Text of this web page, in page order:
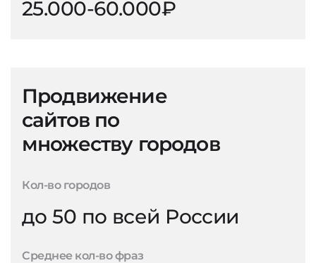
25.000-60.000₽
Продвижение
сайтов по
множеству городов
Кол-во городов
до 50 по всей России
Среднее кол-во фраз